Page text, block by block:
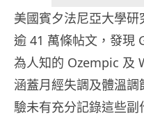
美國賓夕法尼亞大學
逾 41 萬條帖文，發現
為人知的 Ozempic 及
涵蓋月經失調及體溫
驗未有充分記錄這些